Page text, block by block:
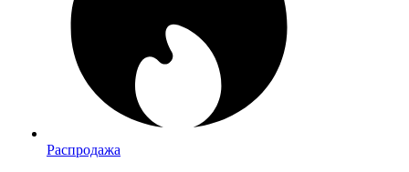
Распродажа